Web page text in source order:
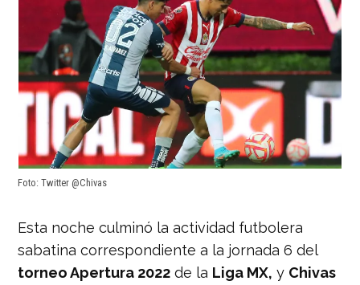
Foto: Twitter @Chivas
Esta noche culminó la actividad futbolera
sabatina correspondiente a la jornada 6 del
torneo Apertura 2022 de la Liga MX, y Chivas